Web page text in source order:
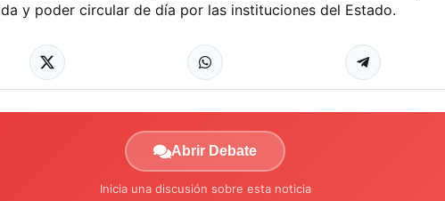
y poder circular de día por las instituciones del Estado.
Abrir Debate
Inicia una discusión sobre esta noticia